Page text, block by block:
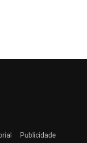
Publicidade